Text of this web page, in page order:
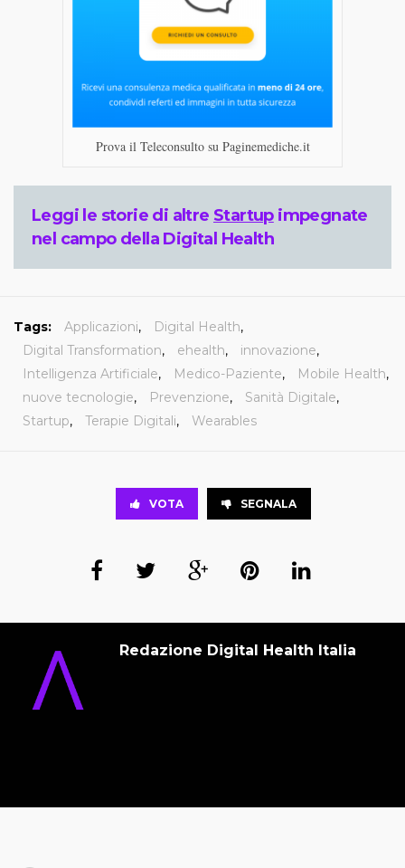
Prova il Teleconsulto su Paginemediche.it
Leggi le storie di altre Startupimpegnate
nel campo della Digital Health
Tags: Applicazioni, Digital Health,
Digital Transformation, ehealth, innovazione,
Intelligenza Artificiale, Medico-Paziente, Mobile Health,
nuove tecnologie, Prevenzione, Sanità Digitale,
Startup, Terapie Digitali, Wearables
VOTA SEGNALA
Redazione Digital Health Italia